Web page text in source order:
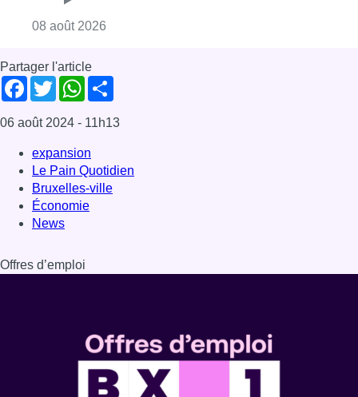
08 août 2026
Partager l'article
Facebook
TwitterWhatsApp
06 août 2024 - 11h13
expansion
Le Pain Quotidien
Bruxelles-ville
Économie
News
Offres d’emploi